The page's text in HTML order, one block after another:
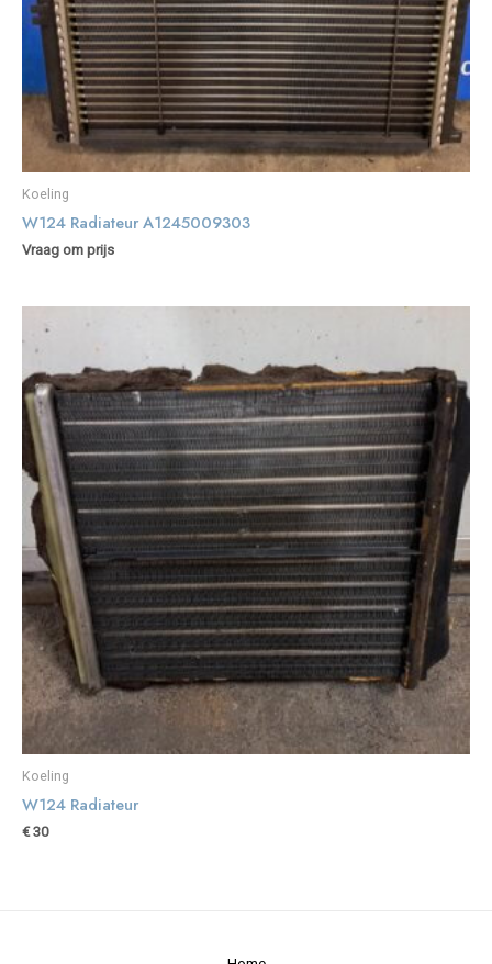
Koeling
W124 Radiateur A1245009303
Vraag om prijs
Koeling
W124 Radiateur
€30